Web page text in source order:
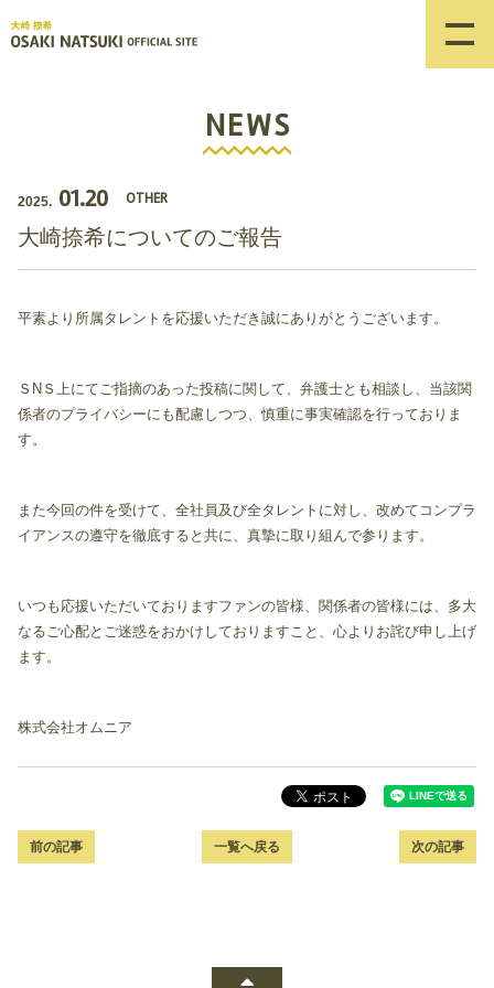
NEWS
2025. 01.20 OTHER
大崎捺希についてのご報告
平素より所属タレントを応援いただき誠にありがとうございます。
ＳNＳ上にてご指摘のあった投稿に関して、弁護士とも相談し、当該関
係者のプライバシーにも配慮しつつ、慎重に事実確認を行っておりま
す。
また今回の件を受けて、全社員及び全タレントに対し、改めてコンプラ
イアンスの遵守を徹底すると共に、真摯に取り組んで参ります。
いつも応援いただいておりますファンの皆様、関係者の皆様には、多大
なるご心配とご迷惑をおかけしておりますこと、心よりお詫び申し上げ
ます。
株式会社オムニア
前の記事 一覧へ戻る 次の記事